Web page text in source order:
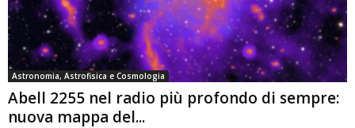
Astronomia, Astrofisica e Cosmologia
Abell 2255 nel radio più profondo di sempre:
nuova mappa del...